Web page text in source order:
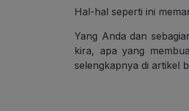
Hal-hal seperti ini
Yang Anda dan
kira, apa yang
selengkapnya di artikel